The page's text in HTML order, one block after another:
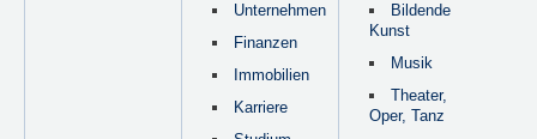
Unternehmen
Finanzen
Immobilien
Karriere
Bildende
Kunst
Musik
Theater,
Oper, Tanz